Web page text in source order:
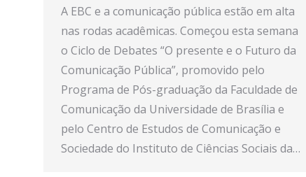
A EBC e a comunicação pública estão em alta
nas rodas acadêmicas. Começou esta semana
o Ciclo de Debates “O presente e o Futuro da
Comunicação Pública”, promovido pelo
Programa de Pós-graduação da Faculdade de
Comunicação da Universidade de Brasília e
pelo Centro de Estudos de Comunicação e
Sociedade do Instituto de Ciências Sociais da…